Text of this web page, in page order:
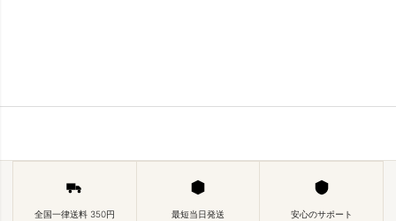
全国一律送料 350円 最短当日発送 安心のサポート